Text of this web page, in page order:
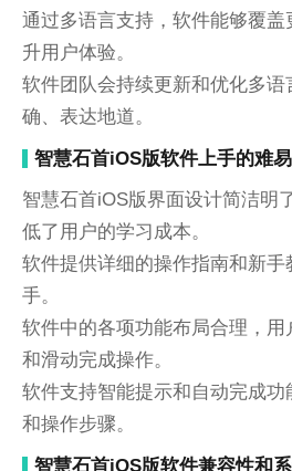
通过多语言支持，软件能够覆
升用户体验。
软件团队会持续更新和优化多
确、表达地道。
智慧石首iOS版软件上手的难易
智慧石首iOS版界面设计简洁明
低了用户的学习成本。
软件提供详细的操作指南和新
手。
软件中的各项功能布局合理，
和滑动完成操作。
软件支持智能提示和自动完成功
和操作步骤。
智慧石首iOS版软件兼容性和